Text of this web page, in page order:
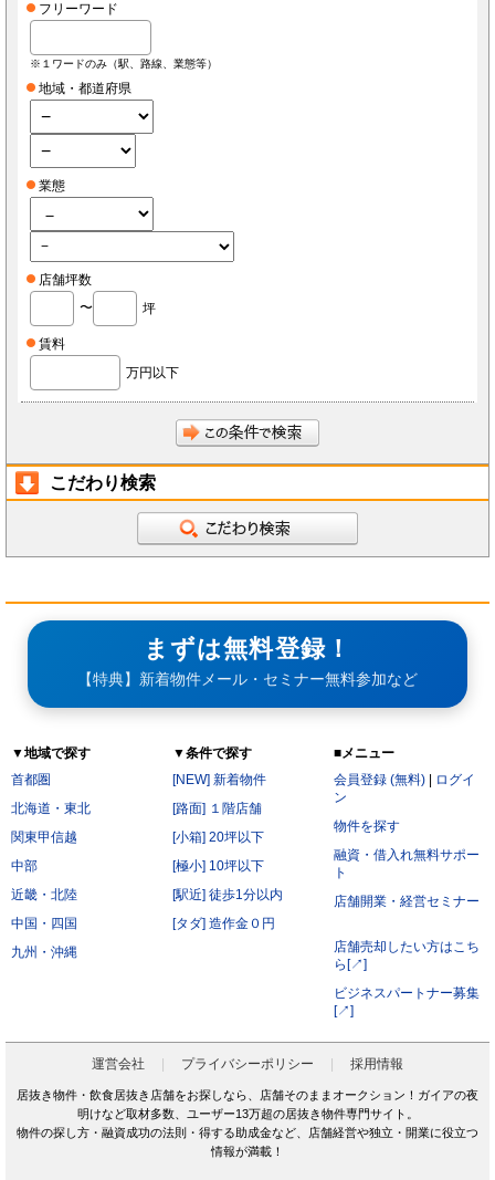
フリーワード
※１ワードのみ（駅、路線、業態等）
地域・都道府県
業態
店舗坪数
〜
坪
賃料
万円以下
こだわり検索
まずは無料登録！
【特典】新着物件メール・セミナー無料参加など
▼地域で探す
首都圏
北海道・東北
関東甲信越
中部
近畿・北陸
中国・四国
九州・沖縄
▼条件で探す
[NEW] 新着物件
[路面] １階店舗
[小箱] 20坪以下
[極小] 10坪以下
[駅近] 徒歩1分以内
[タダ] 造作金０円
■メニュー
会員登録 (無料)
ログイ
ン
物件を探す
融資・借入れ無料サポー
ト
店舗開業・経営セミナー
店舗売却したい方はこち
ら[↗]
ビジネスパートナー募集
[↗]
運営会社 プライバシーポリシー 採用情報
居抜き物件・飲食居抜き店舗をお探しなら、店舗そのままオークション！ガイアの夜
明けなど取材多数、ユーザー13万超の居抜き物件専門サイト。
物件の探し方・融資成功の法則・得する助成金など、店舗経営や独立・開業に役立つ
情報が満載！